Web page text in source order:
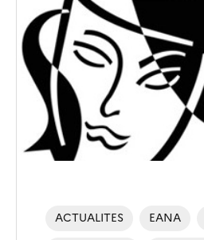
ACTUALITES EANA